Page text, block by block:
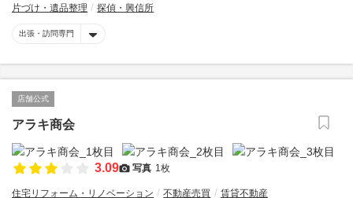
片づけ・遺品整理
探偵・興信所
出張・訪問専門
店舗公式
アラキ商会
3.09 写真 1枚
住宅リフォーム・リノベーション 不動産売買 賃貸不動産